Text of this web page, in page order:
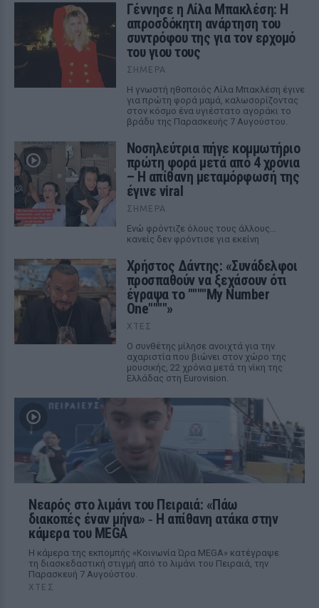
Γέννησε η Λίλα Μπακλέση: Η
απροσδόκητη ανάρτηση του
συντρόφου της για τον ερχομό
του γιου τους
ΣΉΜΕΡΑ
Η γνωστή ηθοποιός Λίλα Μπακλέση έγινε
για πρώτη φορά μαμά, καλωσορίζοντας
στον κόσμο ένα υγιέστατο αγοράκι το
βράδυ της Παρασκευής 7 Αυγούστου.
Νοσηλεύτρια πήγε κομμωτήριο
πρώτη φορά μετά από 4 χρόνια
– Η απίθανη μεταμόρφωσή της
έγινε viral
ΣΉΜΕΡΑ
Ενώ φρόντιζε όλους τους άλλους...
κανείς δεν φρόντισε για εκείνη
Χρήστος Δάντης: «Συνάδελφοι
προσπαθούν να ξεχάσουν ότι
έγραψα το """"My Number
One""""»
ΧΤΕΣ
Ο συνθέτης μίλησε ανοιχτά για την
αχαριστία που βιώνει στον χώρο της
μουσικής, 22 χρόνια μετά τη νίκη της
Ελλάδας στη Eurovision.
Νεαρός στο λιμάνι του Πειραιά: «Πάω
διακοπές έναν μήνα» ‑ Η απίθανη ατάκα στην
κάμερα του MEGA
Η κάμερα της εκπομπής «Κοινωνία Ώρα MEGA» κατέγραψε
τη διασκεδαστική στιγμή από το λιμάνι του Πειραιά, την
Παρασκευή 7 Αυγούστου.
ΧΤΕΣ